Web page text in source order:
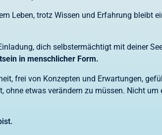
Leben, trotz Wissen und Erfahrung bleibt
dich selbstermächtigt mit deiner
in menschlicher Form.
frei von Konzepten und Erwartungen,
etwas verändern zu müssen. Nicht